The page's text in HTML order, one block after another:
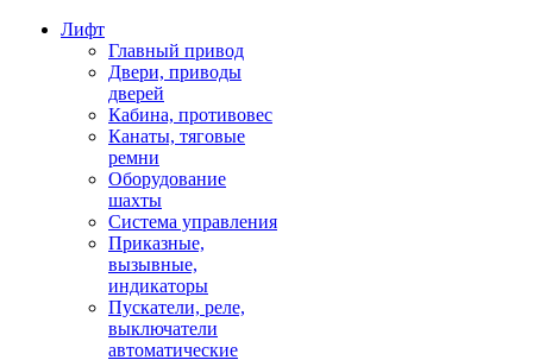
Лифт
Главный привод
Двери, приводы
дверей
Кабина, противовес
Канаты, тяговые
ремни
Оборудование
шахты
Система управления
Приказные,
вызывные,
индикаторы
Пускатели, реле,
выключатели
автоматические